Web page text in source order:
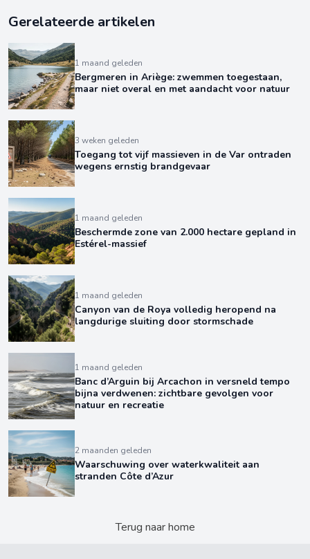
Gerelateerde artikelen
1 maand geleden
Bergmeren in Ariège: zwemmen toegestaan,
maar niet overal en met aandacht voor natuur
3 weken geleden
Toegang tot vijf massieven in de Var ontraden
wegens ernstig brandgevaar
1 maand geleden
Beschermde zone van 2.000 hectare gepland in
Estérel-massief
1 maand geleden
Canyon van de Roya volledig heropend na
langdurige sluiting door stormschade
1 maand geleden
Banc d’Arguin bij Arcachon in versneld tempo
bijna verdwenen: zichtbare gevolgen voor
natuur en recreatie
2 maanden geleden
Waarschuwing over waterkwaliteit aan
stranden Côte d’Azur
Terug naar home